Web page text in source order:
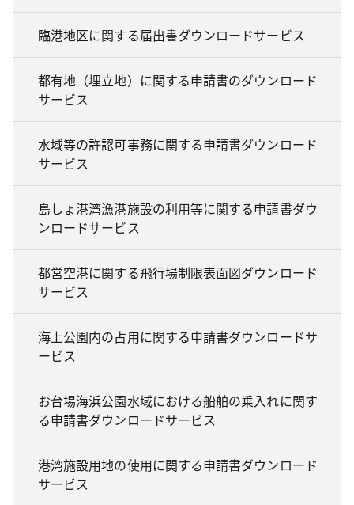
臨港地区に関する届出書ダウンロードサービス
都有地（埋立地）に関する申請書のダウンロード
サービス
水域等の許認可事務に関する申請書ダウンロード
サービス
島しょ港湾漁港施設の利用等に関する申請書ダウ
ンロードサービス
都営空港に関する飛行場制限表面図ダウンロード
サービス
海上公園内の占用に関する申請書ダウンロードサ
ービス
お台場海浜公園水域における船舶の乗入れに関す
る申請書ダウンロードサービス
港湾施設用地の使用に関する申請書ダウンロード
サービス